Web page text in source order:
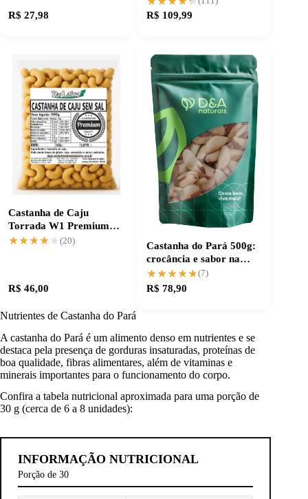
R$ 27,98 R$ 109,99
Castanha de Caju
Torrada W1 Premium
sem sal, crocância
★★★★★
★★★★★ (20)
R$ 46,00
Castanha do Pará 500g:
crocância e sabor na
medida certa
★★★★★
★★★★★(7)
R$ 78,90
Nutrientes de Castanha do Pará
A castanha do Pará é um alimento denso em nutrientes e se
destaca pela presença de gorduras insaturadas, proteínas de
boa qualidade, fibras alimentares, além de vitaminas e
minerais importantes para o funcionamento do corpo.
Confira a tabela nutricional aproximada para uma porção de
30 g (cerca de 6 a 8 unidades):
INFORMAÇÃO NUTRICIONAL
Porção de 30